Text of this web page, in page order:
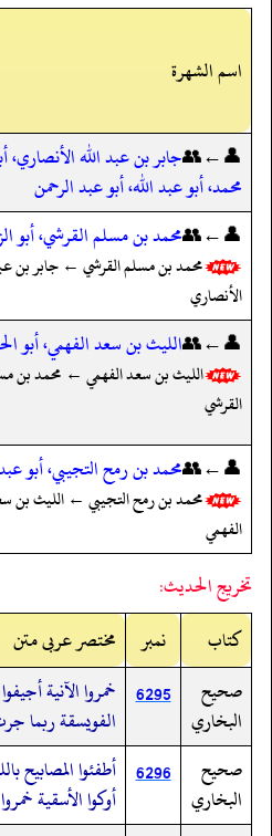
اسم الشهرة
👤←👥جابر بن عبد الله الأنصاري،
محمد، أبو عبد الله، أبو عبد الرحمن
👤←👥محمد بن مسلم القرشي، أبو
محمد بن مسلم القرشي ← جابر بن
الأنصاري
👤←👥الليث بن سعد الفهمي، أبو
الليث بن سعد الفهمي ← محمد بن
القرشي
👤←👥محمد بن رمح التجيبي، أبو
محمد بن رمح التجيبي ← الليث بن
الفهمي
تخريج الحديث:
کتاب
نمبر
مختصر عربی متن
صحيح
البخاري
6295 خمروا الآنية
الفويسقة ربما
صحيح
البخاري
6296 أطفئوا المصابيح
أوكوا الأسقية